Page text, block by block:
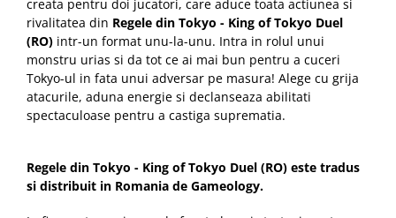
creata pentru doi jucatori, care aduce toata actiunea si
rivalitatea din Regele din Tokyo - King of Tokyo Duel
(RO) intr-un format unu-la-unu. Intra in rolul unui
monstru urias si da tot ce ai mai bun pentru a cuceri
Tokyo-ul in fata unui adversar pe masura! Alege cu grija
atacurile, aduna energie si declanseaza abilitati
spectaculoase pentru a castiga suprematia.
Regele din Tokyo - King of Tokyo Duel (RO) este tradus
si distribuit in Romania de Gameology.